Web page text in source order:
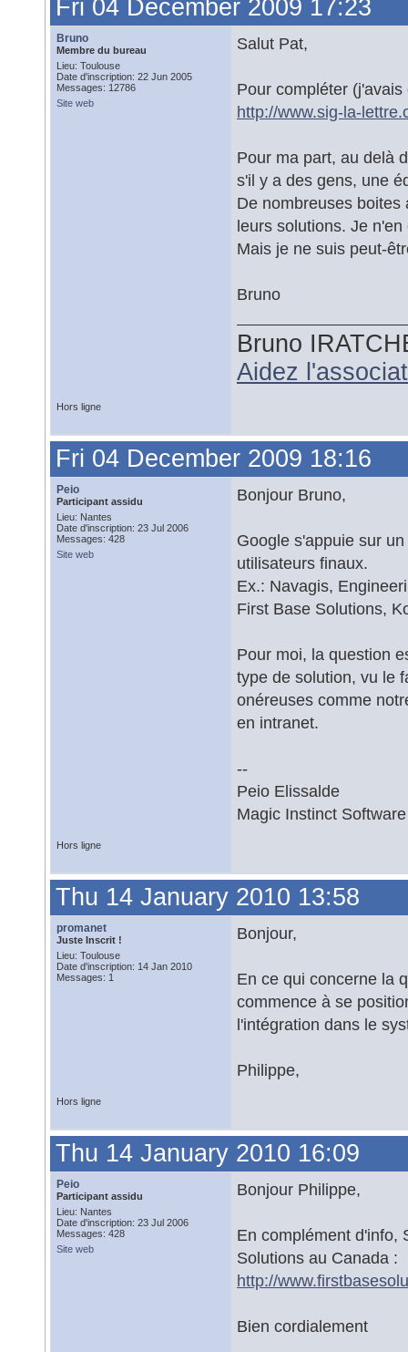
Fri 04 December 2009 17:23
Bruno
Membre du bureau
Lieu: Toulouse
Date d'inscription: 22 Jun 2005
Messages: 12786
Site web
Salut Pat,
Pour compléter
http://www.sig-la-
Pour ma part, au delà
s'il y a des gens, une
De nombreuses
leurs solutions. Je
Mais je ne suis peut-
Bruno
Bruno
Aidez
Hors ligne
Fri 04 December 2009 18:16
Peio
Participant assidu
Lieu: Nantes
Date d'inscription: 23 Jul 2006
Messages: 428
Site web
Bonjour Bruno,
Google s'appuie sur
utilisateurs finaux.
Ex.: Navagis,
First Base Solutions,
Pour moi, la question
type de solution, vu le
onéreuses comme
en intranet.
--
Peio Elissalde
Magic Instinct Software
Hors ligne
Thu 14 January 2010 13:58
promanet
Juste Inscrit !
Lieu: Toulouse
Date d'inscription: 14 Jan 2010
Messages: 1
Bonjour,
En ce qui concerne la
commence à se
l'intégration dans le
Philippe,
Hors ligne
Thu 14 January 2010 16:09
Peio
Participant assidu
Lieu: Nantes
Date d'inscription: 23 Jul 2006
Messages: 428
Site web
Bonjour Philippe,
En complément d'info,
Solutions au Canada :
http://
Bien cordialement